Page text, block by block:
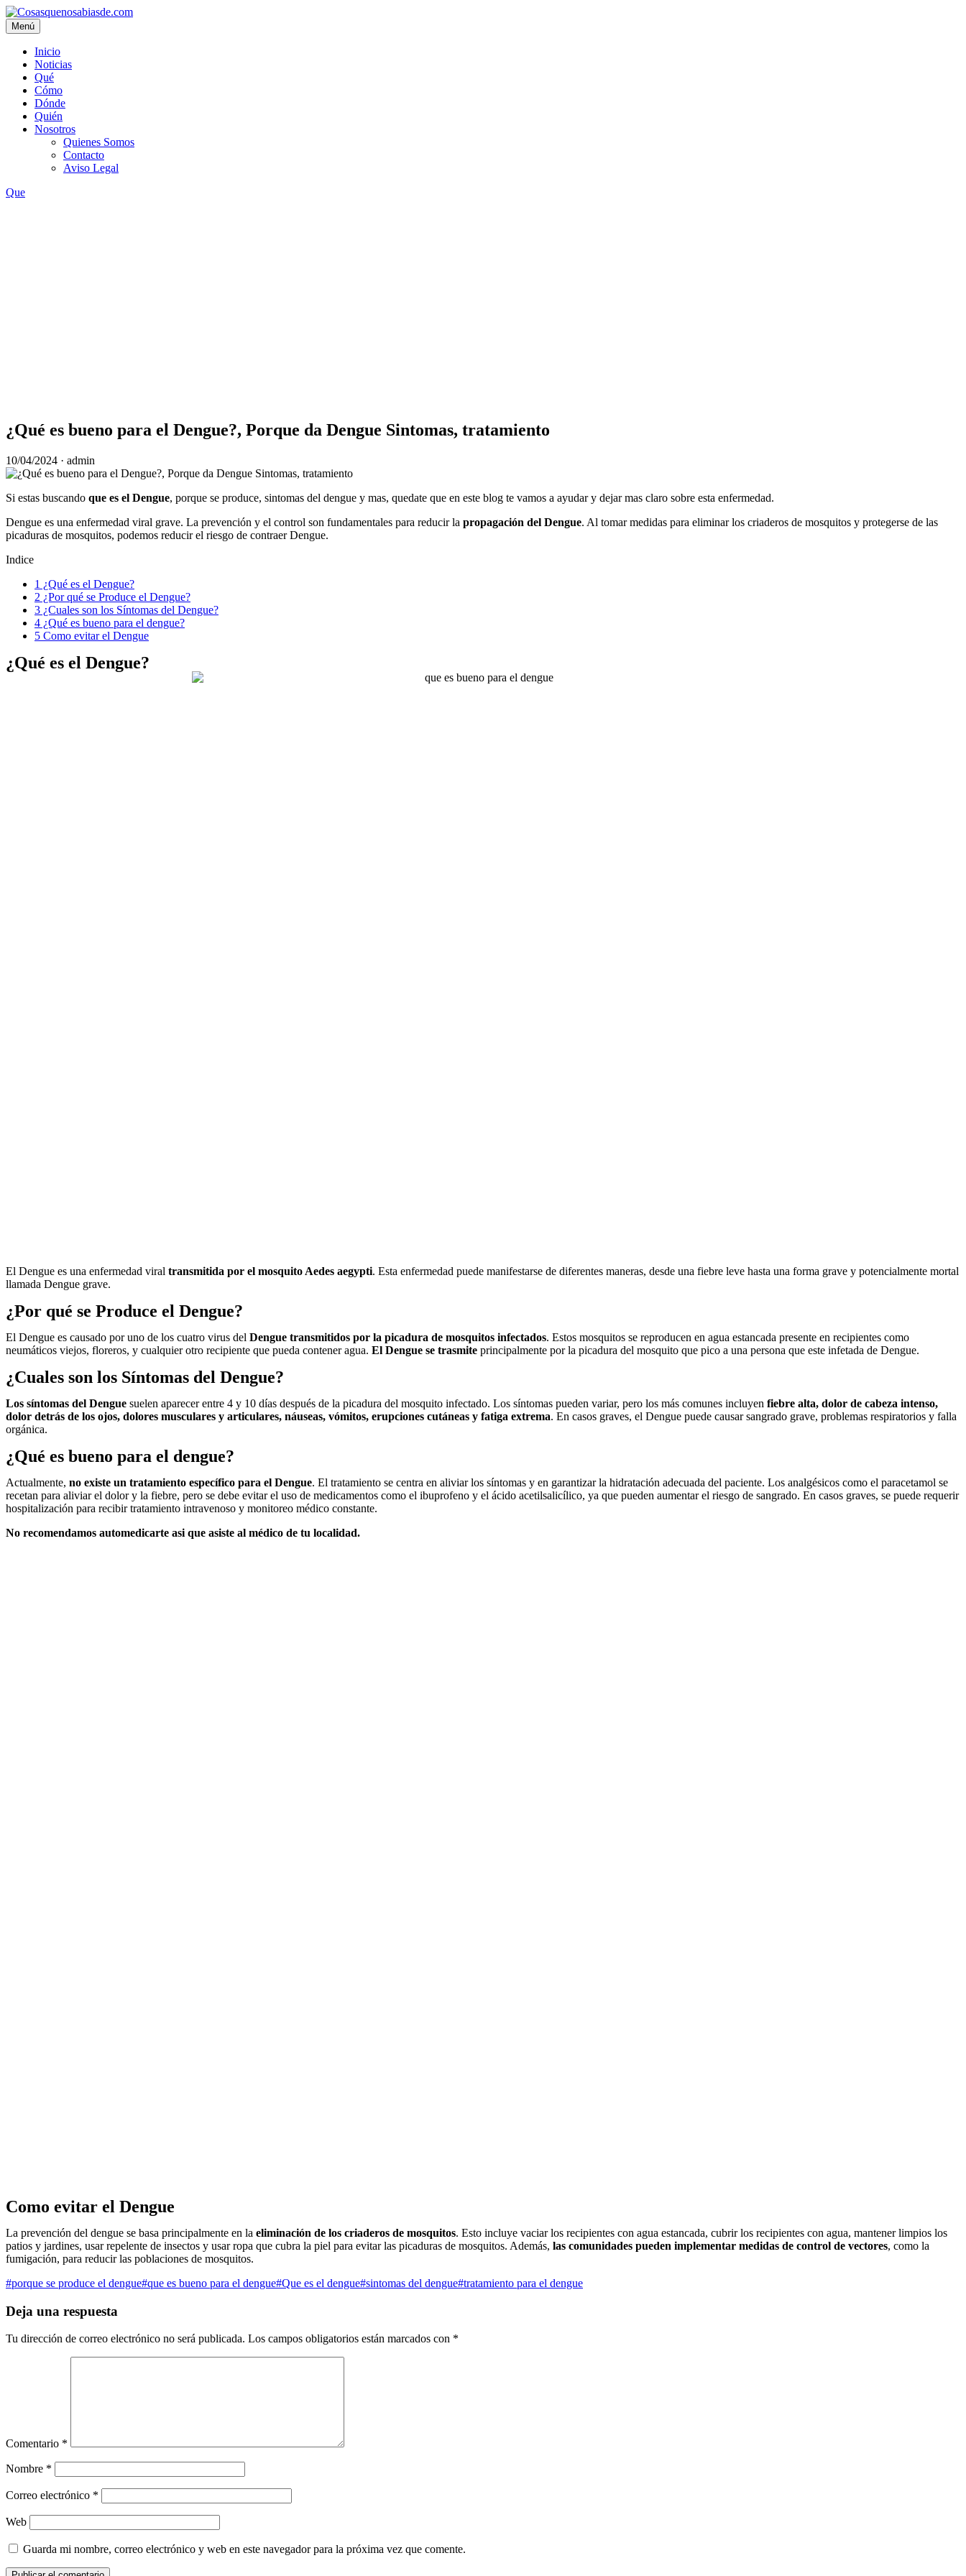
Menú
Inicio
Noticias
Qué
Cómo
Dónde
Quién
Nosotros
Quienes Somos
Contacto
Aviso Legal
Que
¿Qué es bueno para el Dengue?, Porque da Dengue Sintomas, tratamiento
10/04/2024 · admin
Si estas buscando que es el Dengue, porque se produce, sintomas del dengue y mas, quedate que en este blog te vamos a ayudar y dejar mas claro sobre esta enfermedad.
Dengue es una enfermedad viral grave. La prevención y el control son fundamentales para reducir la propagación del Dengue. Al tomar medidas para eliminar los criaderos de mosquitos y protegerse de las
picaduras de mosquitos, podemos reducir el riesgo de contraer Dengue.
Indice
1 ¿Qué es el Dengue?
2 ¿Por qué se Produce el Dengue?
3 ¿Cuales son los Síntomas del Dengue?
4 ¿Qué es bueno para el dengue?
5 Como evitar el Dengue
¿Qué es el Dengue?
El Dengue es una enfermedad viral transmitida por el mosquito Aedes aegypti. Esta enfermedad puede manifestarse de diferentes maneras, desde una fiebre leve hasta una forma grave y potencialmente mortal
llamada Dengue grave.
¿Por qué se Produce el Dengue?
El Dengue es causado por uno de los cuatro virus del Dengue transmitidos por la picadura de mosquitos infectados. Estos mosquitos se reproducen en agua estancada presente en recipientes como
neumáticos viejos, floreros, y cualquier otro recipiente que pueda contener agua. El Dengue se trasmite principalmente por la picadura del mosquito que pico a una persona que este infetada de Dengue.
¿Cuales son los Síntomas del Dengue?
Los síntomas del Dengue suelen aparecer entre 4 y 10 días después de la picadura del mosquito infectado. Los síntomas pueden variar, pero los más comunes incluyen fiebre alta, dolor de cabeza intenso,
dolor detrás de los ojos, dolores musculares y articulares, náuseas, vómitos, erupciones cutáneas y fatiga extrema. En casos graves, el Dengue puede causar sangrado grave, problemas respiratorios y falla
orgánica.
¿Qué es bueno para el dengue?
Actualmente, no existe un tratamiento específico para el Dengue. El tratamiento se centra en aliviar los síntomas y en garantizar la hidratación adecuada del paciente. Los analgésicos como el paracetamol se
recetan para aliviar el dolor y la fiebre, pero se debe evitar el uso de medicamentos como el ibuprofeno y el ácido acetilsalicílico, ya que pueden aumentar el riesgo de sangrado. En casos graves, se puede requerir
hospitalización para recibir tratamiento intravenoso y monitoreo médico constante.
No recomendamos automedicarte asi que asiste al médico de tu localidad.
Como evitar el Dengue
La prevención del dengue se basa principalmente en la eliminación de los criaderos de mosquitos. Esto incluye vaciar los recipientes con agua estancada, cubrir los recipientes con agua, mantener limpios los
patios y jardines, usar repelente de insectos y usar ropa que cubra la piel para evitar las picaduras de mosquitos. Además, las comunidades pueden implementar medidas de control de vectores, como la
fumigación, para reducir las poblaciones de mosquitos.
#porque se produce el dengue#que es bueno para el dengue#Que es el dengue#sintomas del dengue#tratamiento para el dengue
Deja una respuesta
Tu dirección de correo electrónico no será publicada. Los campos obligatorios están marcados con *
Comentario *
Nombre *
Correo electrónico *
Web
Guarda mi nombre, correo electrónico y web en este navegador para la próxima vez que comente.